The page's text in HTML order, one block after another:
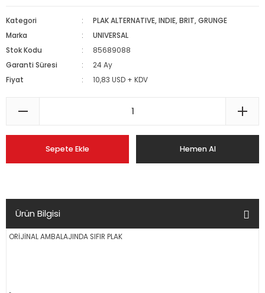
Kategori
PLAK ALTERNATIVE, INDIE, BRIT, GRUNGE
Marka
UNIVERSAL
Stok Kodu
85689088
Garanti Süresi
24 Ay
Fiyat
10,83 USD + KDV
Sepete Ekle Hemen Al
Ürün Bilgisi
ORİJİNAL AMBALAJINDA SIFIR PLAK